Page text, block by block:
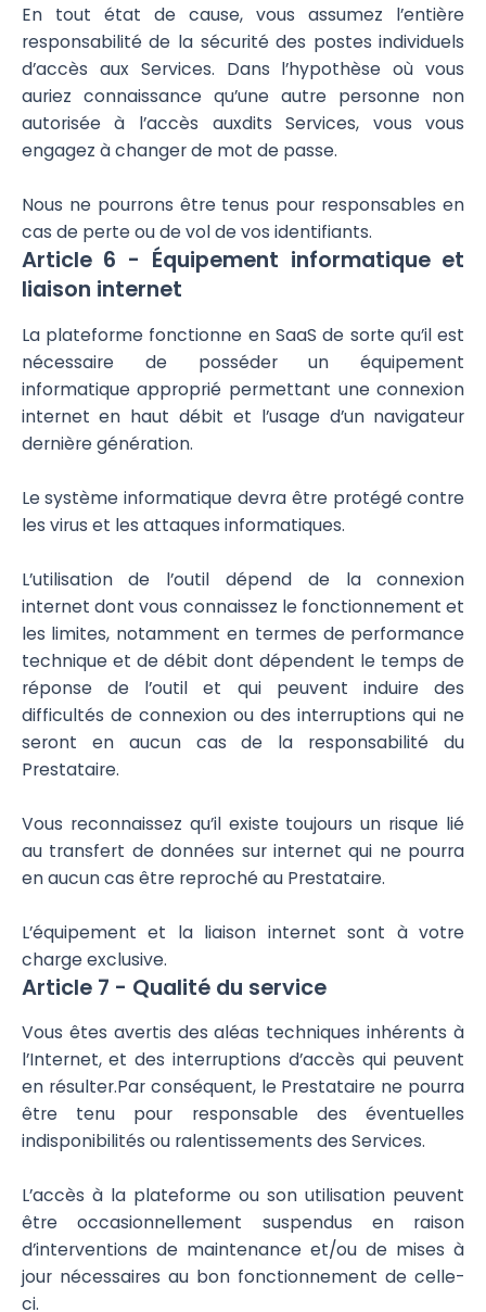
En tout état de cause, vous assumez l’entière
responsabilité de la sécurité des postes individuels
d’accès aux Services. Dans l’hypothèse où vous
auriez connaissance qu’une autre personne non
autorisée à l’accès auxdits Services, vous vous
engagez à changer de mot de passe.
Nous ne pourrons être tenus pour responsables en
cas de perte ou de vol de vos identifiants.
Article 6 - Équipement informatique et
liaison internet
La plateforme fonctionne en SaaS de sorte qu’il est
nécessaire de posséder un équipement
informatique approprié permettant une connexion
internet en haut débit et l’usage d’un navigateur
dernière génération.
Le système informatique devra être protégé contre
les virus et les attaques informatiques.
L’utilisation de l’outil dépend de la connexion
internet dont vous connaissez le fonctionnement et
les limites, notamment en termes de performance
technique et de débit dont dépendent le temps de
réponse de l’outil et qui peuvent induire des
difficultés de connexion ou des interruptions qui ne
seront en aucun cas de la responsabilité du
Prestataire.
Vous reconnaissez qu’il existe toujours un risque lié
au transfert de données sur internet qui ne pourra
en aucun cas être reproché au Prestataire.
L’équipement et la liaison internet sont à votre
charge exclusive.
Article 7 - Qualité du service
Vous êtes avertis des aléas techniques inhérents à
l’Internet, et des interruptions d’accès qui peuvent
en résulter.Par conséquent, le Prestataire ne pourra
être tenu pour responsable des éventuelles
indisponibilités ou ralentissements des Services.
L’accès à la plateforme ou son utilisation peuvent
être occasionnellement suspendus en raison
d’interventions de maintenance et/ou de mises à
jour nécessaires au bon fonctionnement de celle-
ci.